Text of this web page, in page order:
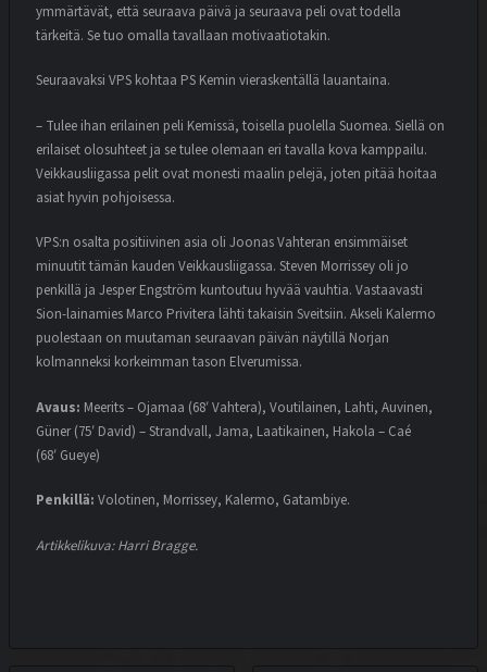
ymmärtävät, että seuraava päivä ja seuraava peli ovat todella
tärkeitä. Se tuo omalla tavallaan motivaatiotakin.
Seuraavaksi VPS kohtaa PS Kemin vieraskentällä lauantaina.
– Tulee ihan erilainen peli Kemissä, toisella puolella Suomea. Siellä on
erilaiset olosuhteet ja se tulee olemaan eri tavalla kova kamppailu.
Veikkausliigassa pelit ovat monesti maalin pelejä, joten pitää hoitaa
asiat hyvin pohjoisessa.
VPS:n osalta positiivinen asia oli Joonas Vahteran ensimmäiset
minuutit tämän kauden Veikkausliigassa. Steven Morrissey oli jo
penkillä ja Jesper Engström kuntoutuu hyvää vauhtia. Vastaavasti
Sion-lainamies Marco Privitera lähti takaisin Sveitsiin. Akseli Kalermo
puolestaan on muutaman seuraavan päivän näytillä Norjan
kolmanneksi korkeimman tason Elverumissa.
Avaus: Meerits – Ojamaa (68′ Vahtera), Voutilainen, Lahti, Auvinen,
Güner (75′ David) – Strandvall, Jama, Laatikainen, Hakola – Caé
(68′ Gueye)
Penkillä: Volotinen, Morrissey, Kalermo, Gatambiye.
Artikkelikuva: Harri Bragge.